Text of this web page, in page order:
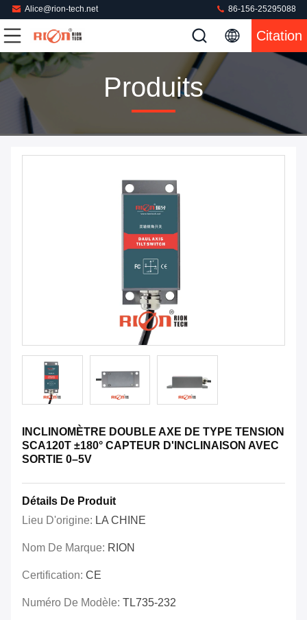
Alice@rion-tech.net 86-156-25295088
Citation
Produits
INCLINOMÈTRE DOUBLE AXE DE TYPE TENSION
SCA120T ±180° CAPTEUR D'INCLINAISON AVEC
SORTIE 0–5V
Détails De Produit
Lieu D'origine: LA CHINE
Nom De Marque: RION
Certification: CE
Numéro De Modèle: TL735-232